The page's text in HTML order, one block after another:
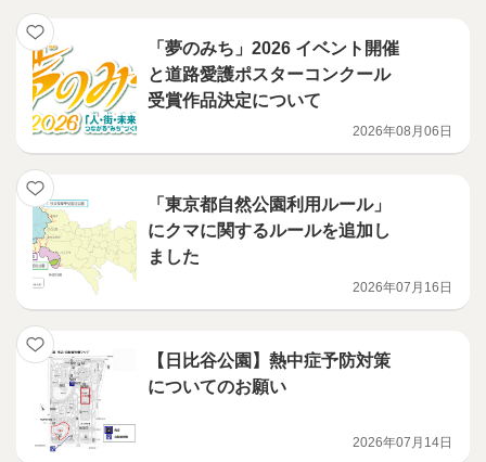
「夢のみち」2026 イベント開催
と道路愛護ポスターコンクール
受賞作品決定について
2026年08月06日
「東京都自然公園利用ルール」
にクマに関するルールを追加し
ました
2026年07月16日
【日比谷公園】熱中症予防対策
についてのお願い
2026年07月14日